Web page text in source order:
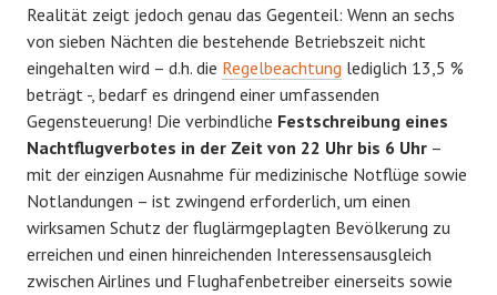
Realität zeigt jedoch genau das Gegenteil: Wenn an sechs
von sieben Nächten die bestehende Betriebszeit nicht
eingehalten wird – d.h. die Regelbeachtung lediglich 13,5 %
beträgt -, bedarf es dringend einer umfassenden
Gegensteuerung! Die verbindliche Festschreibung eines
Nachtflugverbotes in der Zeit von 22 Uhr bis 6 Uhr –
mit der einzigen Ausnahme für medizinische Notflüge sowie
Notlandungen – ist zwingend erforderlich, um einen
wirksamen Schutz der fluglärmgeplagten Bevölkerung zu
erreichen und einen hinreichenden Interessensausgleich
zwischen Airlines und Flughafenbetreiber einerseits sowie